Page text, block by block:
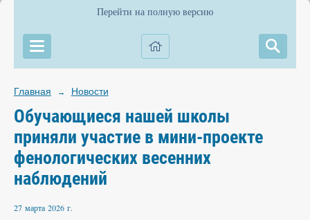
Перейти на полную версию
Главная → Новости
Обучающиеся нашей школы
приняли участие в мини-проекте
фенологических весенних
наблюдений
27 марта 2026 г.